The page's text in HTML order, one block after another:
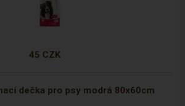
45 CZK
dečka pro psy modrá 80x60cm